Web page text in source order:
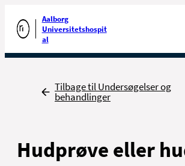
Gå til forsiden
Aalborg
Universitetshospit
al
Tilbage
Tilbage til Undersøgelser og
behandlinger
Hudprøve eller